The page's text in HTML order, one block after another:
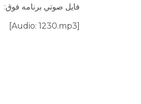
فايل صوتي برنامه فوق: